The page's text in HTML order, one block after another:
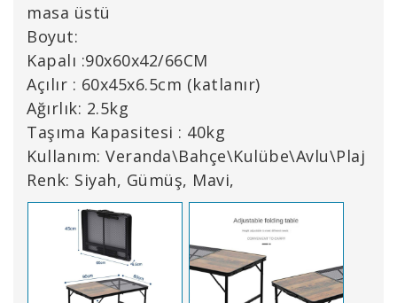
masa üstü
Boyut:
Kapalı :90x60x42/66CM
Açılır : 60x45x6.5cm (katlanır)
Ağırlık: 2.5kg
Taşıma Kapasitesi : 40kg
Kullanım: Veranda\Bahçe\Kulübe\Avlu\Plaj
Renk: Siyah, Gümüş, Mavi,